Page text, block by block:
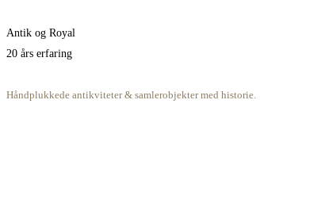
Antik og Royal
20 års erfaring
Håndplukkede antikviteter & samlerobjekter med historie.